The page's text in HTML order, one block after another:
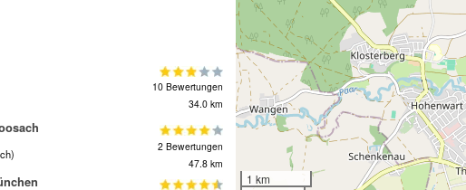
10 Bewertungen
34.0 km
2 Bewertungen
47.8 km
1 km